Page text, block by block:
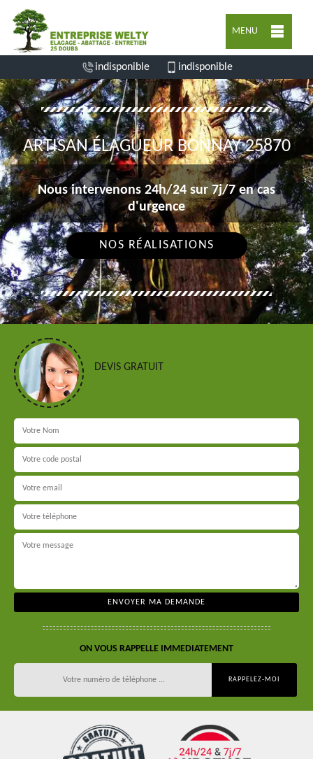
MENU
indisponible indisponible
ARTISAN ÉLAGUEUR BONNAY 25870
Nous intervenons 24h/24 sur 7j/7 en cas
d'urgence
NOS RÉALISATIONS
DEVIS GRATUIT
ON VOUS RAPPELLE IMMEDIATEMENT